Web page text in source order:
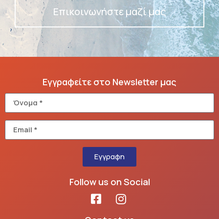
Επικοινωνήστε μαζί μας
Εγγραφείτε στο Newsletter μας
Εγγραφη
Follow us on Social